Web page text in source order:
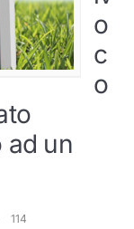
o
c
o
ad un
114